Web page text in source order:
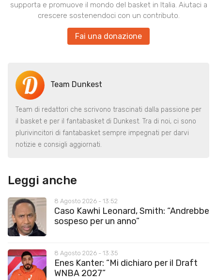
supporta e promuove il mondo del basket in Italia. Aiutaci a
crescere sostenendoci con un contributo.
Fai una donazione
Team Dunkest
Team di redattori che scrivono trascinati dalla passione per
il basket e per il fantabasket di Dunkest. Tra di noi, ci sono
plurivincitori di fantabasket sempre impegnati per darvi
notizie e consigli aggiornati.
Leggi anche
8 Agosto 2026 - 13:52
Caso Kawhi Leonard, Smith: “Andrebbe
sospeso per un anno”
8 Agosto 2026 - 13:35
Enes Kanter: “Mi dichiaro per il Draft
WNBA 2027”